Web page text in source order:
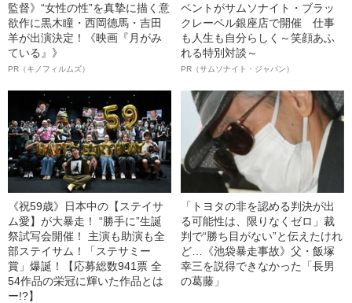
監督》“女性の性”を真摯に描く意
欲作に黒木瞳・西岡德馬・吉田
羊が出演決定！《映画『月がみ
ている』》
PR（キノフィルムズ）
ベントがサムソナイト・ブラッ
クレーベル銀座店で開催 仕事
も人生も自分らしく～笑顔あふ
れる特別対談～
PR（サムソナイト・ジャパン）
《祝59歳》日本中の【ステイサ
ム愛】が大暴走！ “勝手に”生誕
祭試写会開催！ 主演も助演も全
部ステイサム！「ステサミー
賞」爆誕！【応募総数941票 全
54作品の栄冠に輝いた作品とは
ー!?】
「トヨタの非を認める判決が出
る可能性は、限りなくゼロ」裁
判で“勝ち目がない”と伝えたけれ
ど…《池袋暴走事故》父・飯塚
幸三を説得できなかった「長男
の葛藤」